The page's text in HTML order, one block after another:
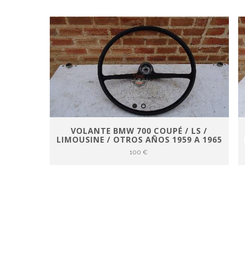
VOLANTE BMW 700 COUPÉ / LS /
LIMOUSINE / OTROS AÑOS 1959 A 1965
100 €